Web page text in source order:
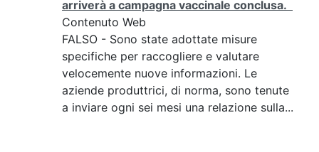
arriverà a campagna vaccinale conclusa.
Contenuto Web
FALSO - Sono state adottate misure
specifiche per raccogliere e valutare
velocemente nuove informazioni. Le
aziende produttrici, di norma, sono tenute
a inviare ogni sei mesi una relazione sulla...